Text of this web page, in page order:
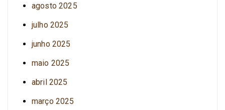
agosto 2025
julho 2025
junho 2025
maio 2025
abril 2025
março 2025